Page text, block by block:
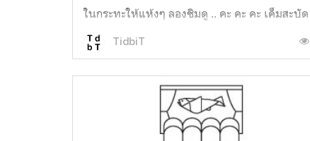
ในกระทะให้แห้งๆ ลองชิมดู .. คะ คะ คะ เค็มสะบัด
O o" ... แบบใช้โควต้ากินโซเดียมทั้งสัปดาห์
ต้องหาผักนึ่ง ...
TidbiT